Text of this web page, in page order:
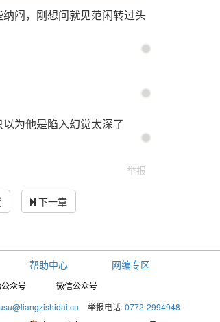
闷，刚想问就见范闲转过头
为他是陷入幻觉太深了
举报
下一章
帮助中心 网编专区
众号
微信公众号
举报电话:0772-2994948